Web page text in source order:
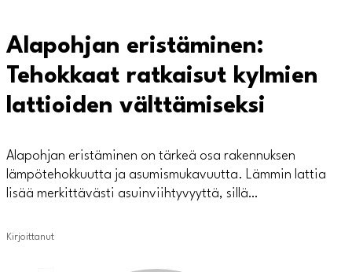
Alapohjan eristäminen:
Tehokkaat ratkaisut kylmien
lattioiden välttämiseksi
Alapohjan eristäminen on tärkeä osa rakennuksen
lämpötehokkuutta ja asumismukavuutta. Lämmin lattia
lisää merkittävästi asuinviihtyvyyttä, sillä…
Kirjoittanut